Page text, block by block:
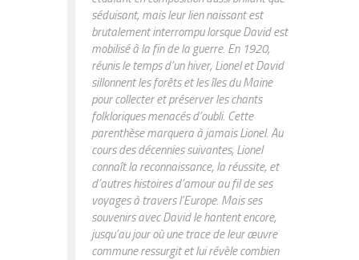
séduisant, mais leur lien naissant est
brutalement interrompu lorsque David est
mobilisé à la fin de la guerre. En 1920,
réunis le temps d’un hiver, Lionel et David
sillonnent les forêts et les îles du Maine
pour collecter et préserver les chants
folkloriques menacés d’oubli. Cette
parenthèse marquera à jamais Lionel. Au
cours des décennies suivantes, Lionel
connaît la reconnaissance, la réussite, et
d’autres histoires d’amour au fil de ses
voyages à travers l’Europe. Mais ses
souvenirs avec David le hantent encore,
jusqu’au jour où une trace de leur œuvre
commune ressurgit et lui révèle combien